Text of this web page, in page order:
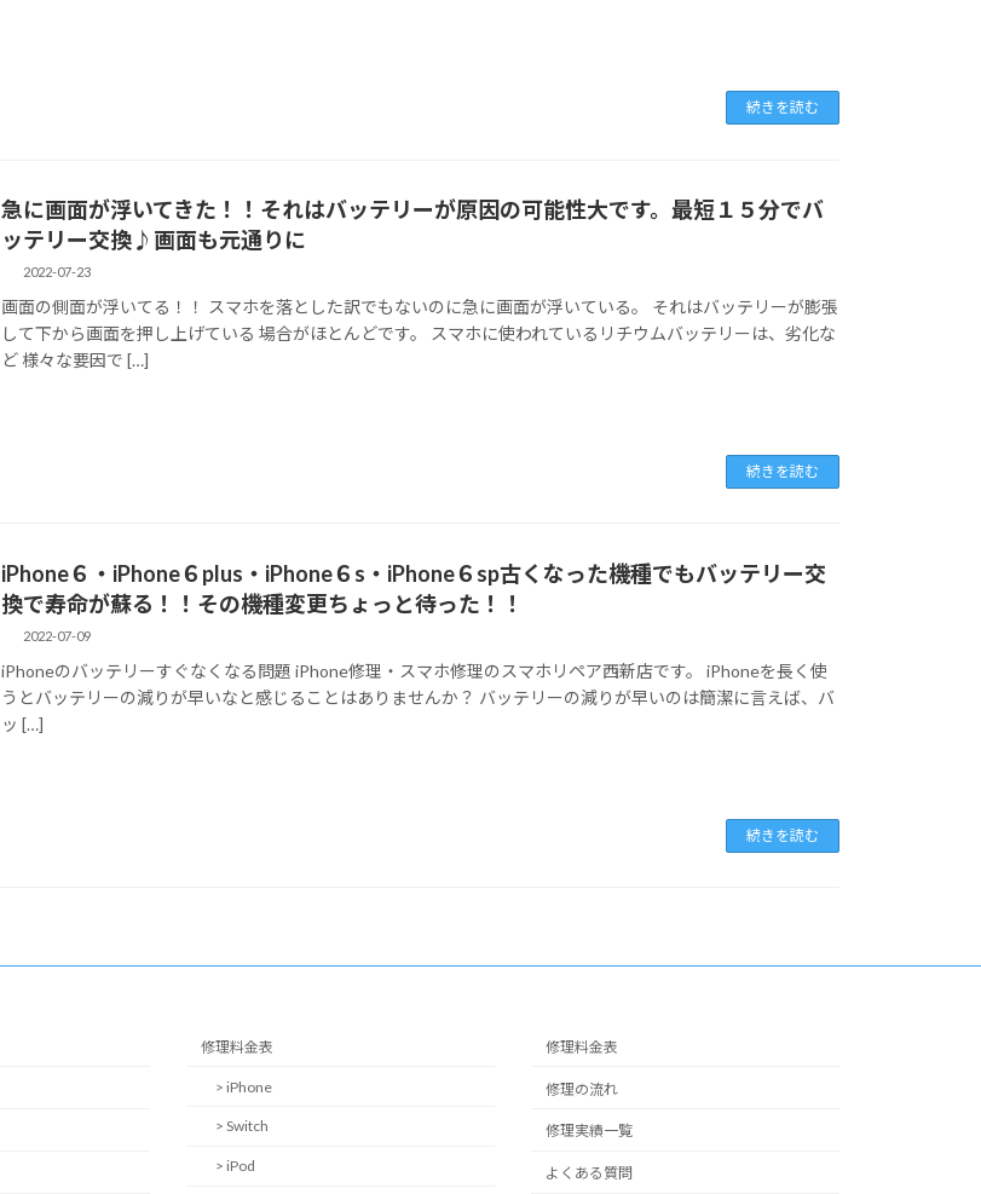
続きを読む
急に画面が浮いてきた！！それはバッテリーが原因の可能性大です。最短１５分でバ
ッテリー交換♪画面も元通りに
2022-07-23
画面の側面が浮いてる！！ スマホを落とした訳でもないのに急に画面が浮いている。 それはバッテリーが膨張
して下から画面を押し上げている 場合がほとんどです。 スマホに使われているリチウムバッテリーは、劣化な
ど 様々な要因で […]
続きを読む
iPhone６・iPhone６plus・iPhone６s・iPhone６sp古くなった機種でもバッテリー交
換で寿命が蘇る！！その機種変更ちょっと待った！！
2022-07-09
iPhoneのバッテリーすぐなくなる問題 iPhone修理・スマホ修理のスマホリペア西新店です。 iPhoneを長く使
うとバッテリーの減りが早いなと感じることはありませんか？ バッテリーの減りが早いのは簡潔に言えば、バ
ッ […]
続きを読む
修理料金表
> iPhone
> Switch
> iPod
修理料金表
修理の流れ
修理実績一覧
よくある質問